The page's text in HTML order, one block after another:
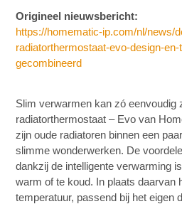
Origineel nieuwsbericht:
https://homematic-ip.com/nl/news/
radiatorthermostaat-evo-design-
gecombineerd
Slim verwarmen kan zó eenvoudig
radiatorthermostaat – Evo van
zijn oude radiatoren binnen een
slimme wonderwerken. De
dankzij de intelligente verwarming
warm of te koud. In plaats daarvan
temperatuur, passend bij het eigen